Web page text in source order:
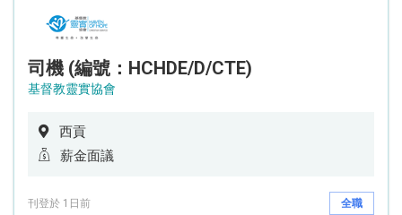
司機 (編號：HCHDE/D/CTE)
基督教靈實協會
西貢
薪金面議
刊登於 1日前 全職